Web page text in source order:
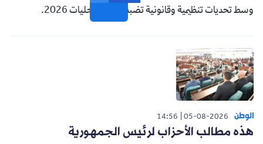
وسط تحديات تنظيمية وقانونية تضبط سباق محليات 2026.
الوطن 05-08-2026
14:56
هذه مطالب الأحزاب لرئيس الجمهورية